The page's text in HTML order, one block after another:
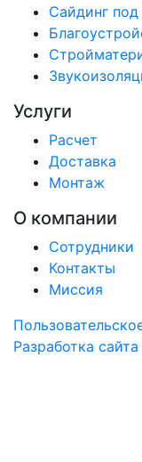
Сайдинг под
Услуги
Расчет
Доставка
Монтаж
О компании
Сотрудники
Контакты
Миссия
Разработка